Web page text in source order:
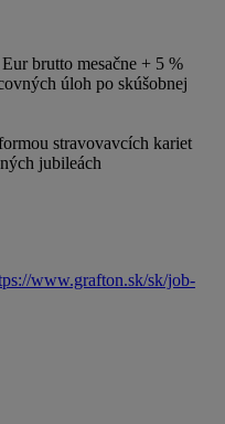
brutto mesačne + 5 %
úloh po skúšobnej
stravovavcích kariet
jubileách
www.grafton.sk/sk/job-